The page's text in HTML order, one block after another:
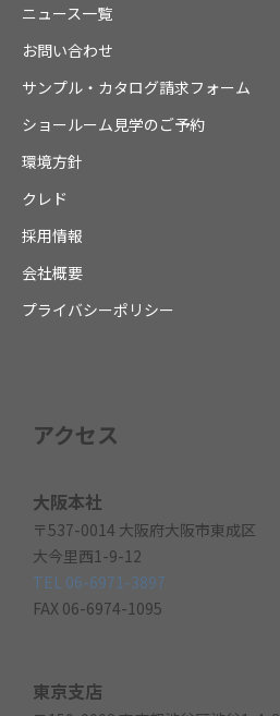
ニュース一覧
お問い合わせ
サンプル・カタログ請求フォーム
ショールーム見学のご予約
環境方針
クレド
採用情報
会社概要
プライバシーポリシー
アクセス
大阪本社
〒537-0014 大阪府大阪市東成区
大今里西1-9-12
TEL 06-6971-3897
FAX 06-6974-1095
東京支店